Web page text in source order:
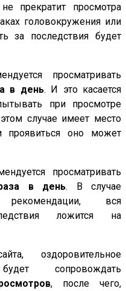
прекратит просмотра
головокружения или
за последствия будет
просматривать
в день. И это касается
при просмотре
случае имеет место
проявиться оно может
просматривать
в день. В случае
рекомендации, вся
ложится на
оздоровительное
сопровождать
, после чего,